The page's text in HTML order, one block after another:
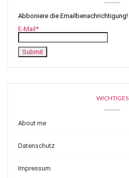
Abboniere die Emailbenachrichtigung!
E-Mail*
WICHTIGES
About me
Datenschutz
Impressum